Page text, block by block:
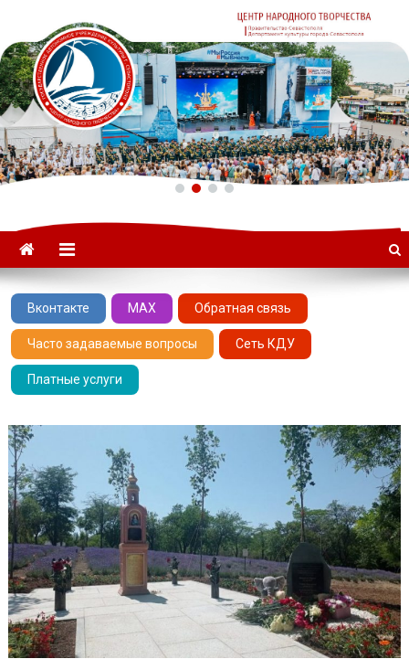
ГАУК «ЦНТ» –
Севастопольский Центр
народного творчества
Вконтакте MAX Обратная связь
Часто задаваемые вопросы Сеть КДУ
Платные услуги